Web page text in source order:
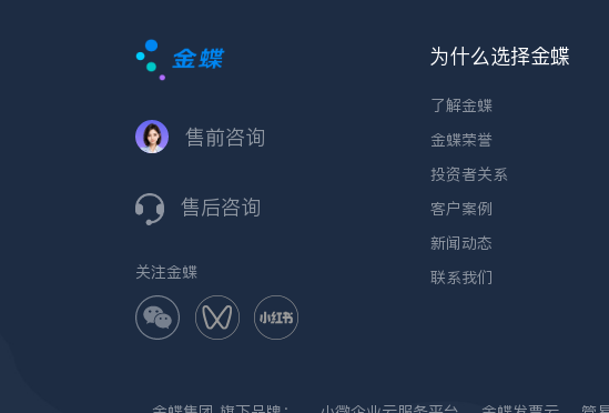
售前咨询
售后咨询
关注金蝶
为什么选择金蝶
了解金蝶
金蝶荣誉
投资者关系
客户案例
新闻动态
联系我们